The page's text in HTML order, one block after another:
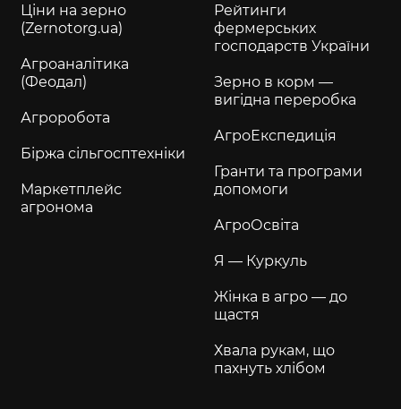
Ціни на зерно
(Zernotorg.ua)
Агроаналітика
(Феодал)
Агроробота
Біржа сільгосптехніки
Маркетплейс
агронома
Рейтинги
фермерських
господарств України
Зерно в корм —
вигідна переробка
АгроЕкспедиція
Гранти та програми
допомоги
АгроОсвіта
Я — Куркуль
Жінка в агро — до
щастя
Хвала рукам, що
пахнуть хлібом